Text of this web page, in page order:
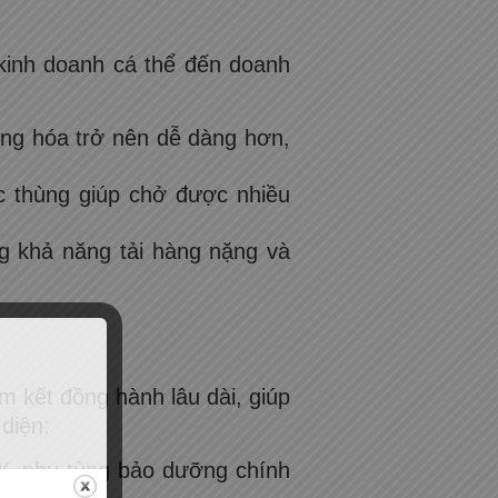
doanh cá thể đến doanh
hóa trở nên dễ dàng hơn,
thùng giúp chở được nhiều
khả năng tải hàng nặng và
kết đồng hành lâu dài, giúp
phụ tùng bảo dưỡng chính